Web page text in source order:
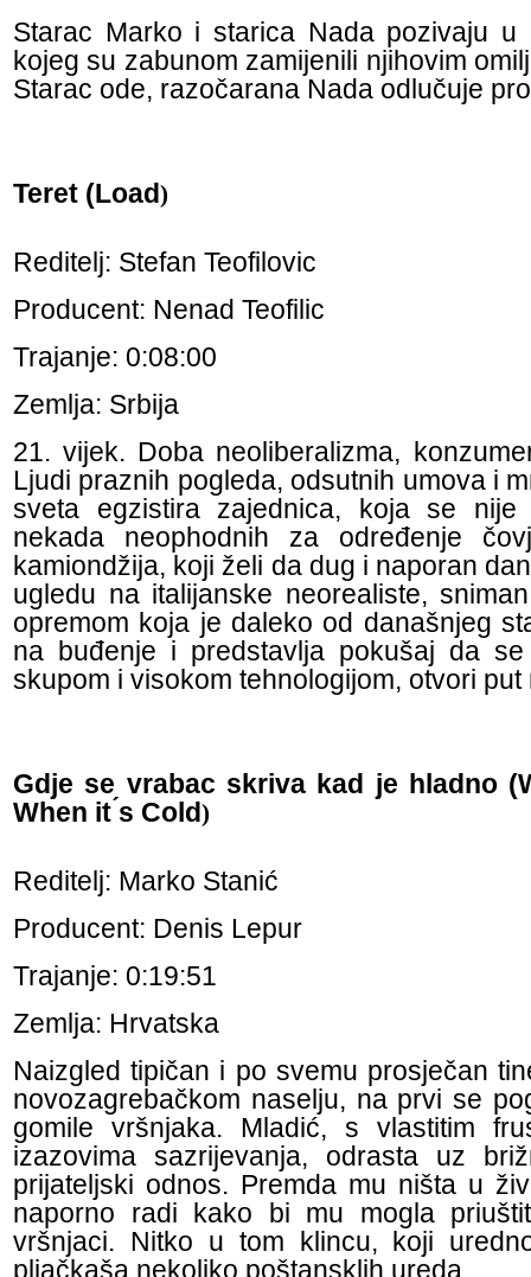
Starac Marko i starica Nada pozivaju u
kojeg su zabunom zamijenili njihovim
Starac ode, razočarana Nada odlučuje
Teret (Load)
Reditelj: Stefan Teofilovic
Producent: Nenad Teofilic
Trajanje: 0:08:00
Zemlja: Srbija
21. vijek. Doba neoliberalizma,
Ljudi praznih pogleda, odsutnih umova i
sveta egzistira zajednica, koja se nije
nekada neophodnih za određenje
kamiondžija, koji želi da dug i naporan
ugledu na italijanske neorealiste,
opremom koja je daleko od današnjeg
na buđenje i predstavlja pokušaj da
skupom i visokom tehnologijom, otvori
Gdje se vrabac skriva kad je hladno
When it ́s Cold)
Reditelj: Marko Stanić
Producent: Denis Lepur
Trajanje: 0:19:51
Zemlja: Hrvatska
Naizgled tipičan i po svemu prosječan
novozagrebačkom naselju, na prvi se
gomile vršnjaka. Mladić, s vlastitim
izazovima sazrijevanja, odrasta uz
prijateljski odnos. Premda mu ništa u
naporno radi kako bi mu mogla
vršnjaci. Nitko u tom klincu, koji
pljačkaša nekoliko poštansklih ureda.